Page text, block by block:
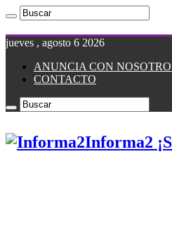
jueves , agosto 6 2026
ANUNCIA CON
CONTACTO
Informa2